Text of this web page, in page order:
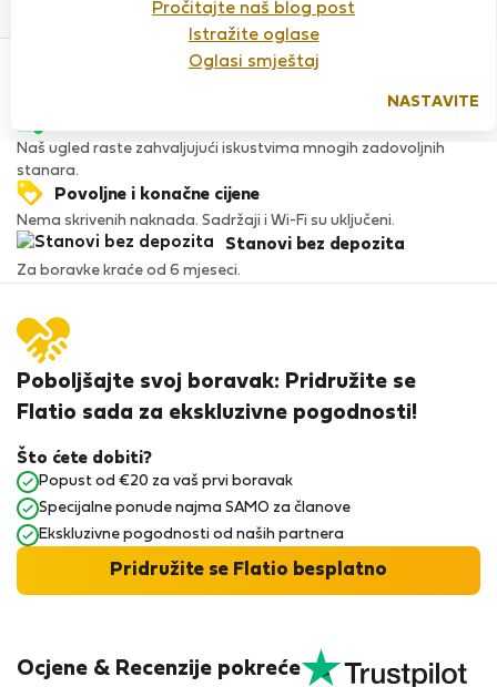
Pročitajte naš blog post
Istražite oglase
Oglasi smještaj
NASTAVITE
Povjerenje & Sigurnost
Naš ugled raste zahvaljujući iskustvima mnogih zadovoljnih
stanara.
Povoljne i konačne cijene
Nema skrivenih naknada. Sadržaji i Wi-Fi su uključeni.
Stanovi bez depozita
Za boravke kraće od 6 mjeseci.
Ocjene & Recenzije pokreće
Poboljšajte svoj boravak: Pridružite se
Flatio sada za ekskluzivne pogodnosti!
Što ćete dobiti?
Popust od €20 za vaš prvi boravak
Specijalne ponude najma SAMO za članove
Ekskluzivne pogodnosti od naših partnera
Pridružite se Flatio besplatno